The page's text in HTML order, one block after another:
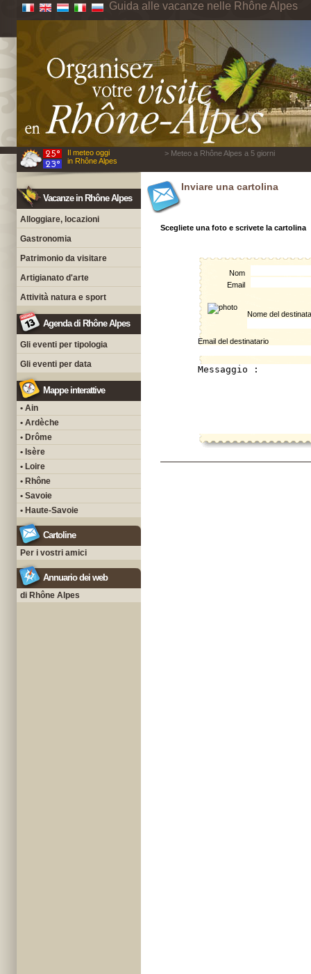
Guida alle vacanze nelle Rhône Alpes
Il meteo oggi
in Rhône Alpes
> Meteo a Rhône Alpes a 5 giorni
Vacanze in Rhône Alpes
Alloggiare, locazioni
Gastronomia
Patrimonio da visitare
Artigianato d'arte
Attività natura e sport
Agenda di Rhône Alpes
Gli eventi per tipologia
Gli eventi per data
Mappe interattive
• Ain
• Ardèche
• Drôme
• Isère
• Loire
• Rhône
• Savoie
• Haute-Savoie
Cartoline
Per i vostri amici
Annuario dei web
di Rhône Alpes
Inviare una cartolina
Scegliete una foto e scrivete la cartolina
Nom
Email
Nome del
Email del destinatario